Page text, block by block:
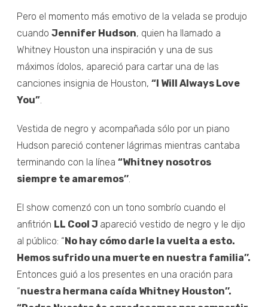
Pero el momento más emotivo de la velada se produjo
cuando Jennifer Hudson, quien ha llamado a
Whitney Houston una inspiración y una de sus
máximos ídolos, apareció para cartar una de las
canciones insignia de Houston, “I Will Always Love
You”
Vestida de negro y acompañada sólo por un piano
Hudson pareció contener lágrimas mientras cantaba
terminando con la línea “Whitney nosotros
siempre te amaremos’’
El show comenzó con un tono sombrío cuando el
anfitrión LL Cool J apareció vestido de negro y le dijo
al público: “No hay cómo darle la vuelta a esto.
Hemos sufrido una muerte en nuestra familia’’.
Entonces guió a los presentes en una oración para
“nuestra hermana caída Whitney Houston’’.